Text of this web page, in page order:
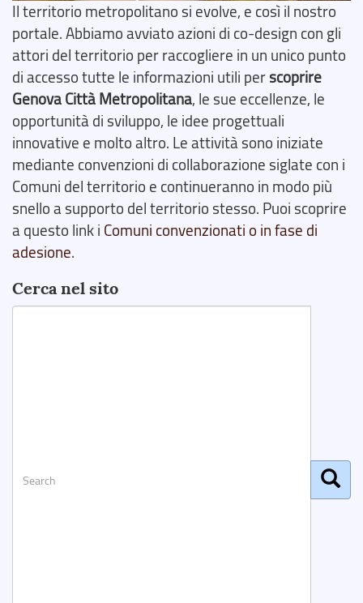
Il territorio metropolitano si evolve, e così il nostro
portale. Abbiamo avviato azioni di co-design con gli
attori del territorio per raccogliere in un unico punto
di accesso tutte le informazioni utili perscoprire
Genova Città Metropolitana, le sue eccellenze, le
opportunità di sviluppo, le idee progettuali
innovative e molto altro. Le attività sono iniziate
mediante convenzioni di collaborazione siglate con i
Comuni del territorio e continueranno in modo più
snello a supporto del territorio stesso. Puoi scoprire
a questo link i Comuni convenzionati o in fase di
adesione.
Cerca nel sito